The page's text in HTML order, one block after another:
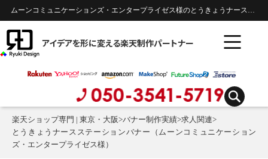
ムーンコミュニケーションズ・エンタープライゼス様のとうきょうナースステーションバナー 楽天バナー制作実績 | 求人関連
アイデアを形に変える楽天制作パートナー
楽天ショップ専門 | 東京・大阪>バナー制作実績>求人関連>
とうきょうナースステーションバナー（ムーンコミュニケーション
ズ・エンタープライゼス様）